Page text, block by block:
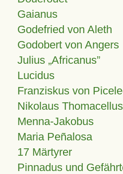
Gaianus
Godefried von Aleth
Godobert von Angers
Julius Africanus
Lucidus
Franziskus von
Nikolaus Thomacellus
Menna-Jakobus
Maria Peñalosa
17 Märtyrer
Pinnadus und